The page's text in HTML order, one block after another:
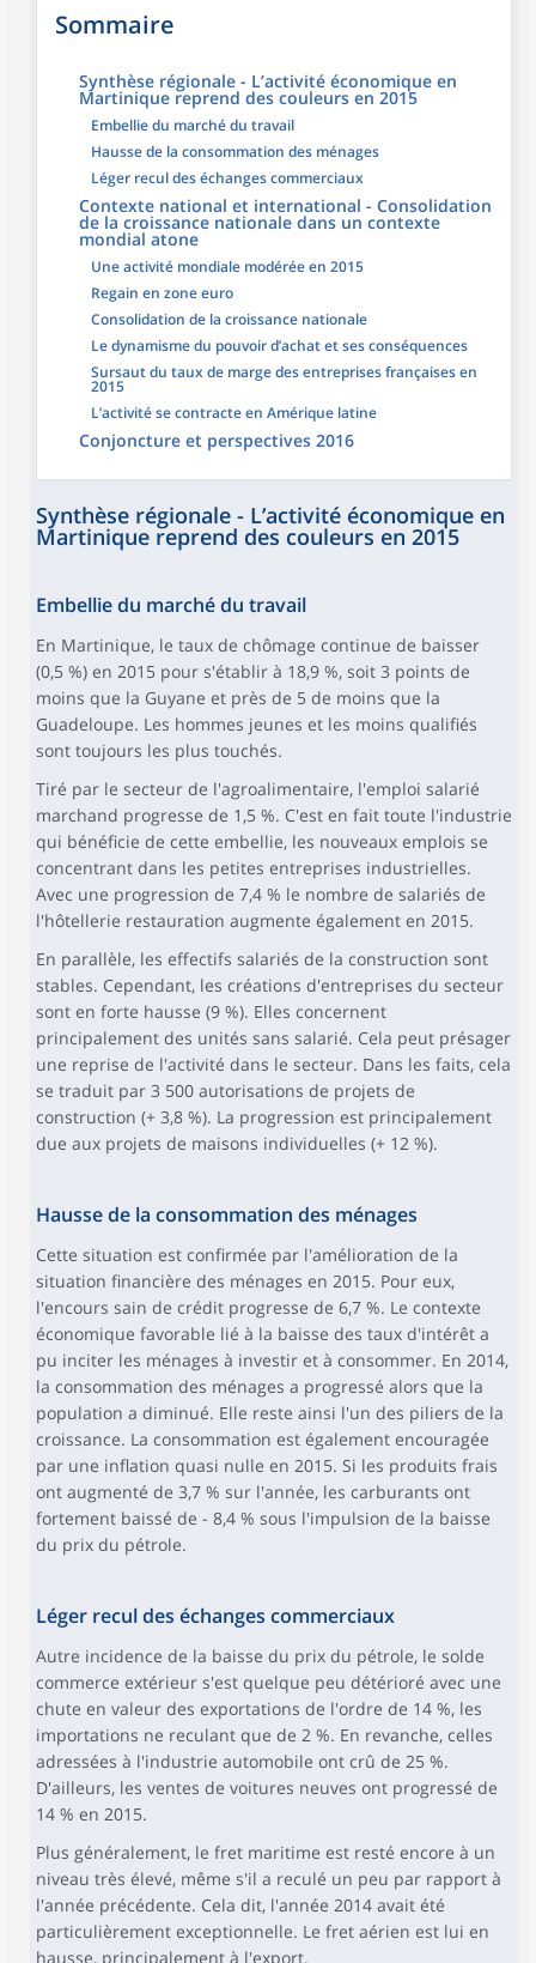
Sommaire
Synthèse régionale - L’activité économique en
Martinique reprend des couleurs en 2015
Embellie du marché du travail
Hausse de la consommation des ménages
Léger recul des échanges commerciaux
Contexte national et international - Consolidation
de la croissance nationale dans un contexte
mondial atone
Une activité mondiale modérée en 2015
Regain en zone euro
Consolidation de la croissance nationale
Le dynamisme du pouvoir d’achat et ses conséquences
Sursaut du taux de marge des entreprises françaises en
2015
L’activité se contracte en Amérique latine
Conjoncture et perspectives 2016
Synthèse régionale - L’activité économique en
Martinique reprend des couleurs en 2015
Embellie du marché du travail
En Martinique, le taux de chômage continue de baisser
(0,5 %) en 2015 pour s'établir à 18,9 %, soit 3 points de
moins que la Guyane et près de 5 de moins que la
Guadeloupe. Les hommes jeunes et les moins qualifiés
sont toujours les plus touchés.
Tiré par le secteur de l'agroalimentaire, l'emploi salarié
marchand progresse de 1,5 %. C'est en fait toute l'industrie
qui bénéficie de cette embellie, les nouveaux emplois se
concentrant dans les petites entreprises industrielles.
Avec une progression de 7,4 % le nombre de salariés de
l'hôtellerie restauration augmente également en 2015.
En parallèle, les effectifs salariés de la construction sont
stables. Cependant, les créations d'entreprises du secteur
sont en forte hausse (9 %). Elles concernent
principalement des unités sans salarié. Cela peut présager
une reprise de l'activité dans le secteur. Dans les faits, cela
se traduit par 3 500 autorisations de projets de
construction (+ 3,8 %). La progression est principalement
due aux projets de maisons individuelles (+ 12 %).
Hausse de la consommation des ménages
Cette situation est confirmée par l'amélioration de la
situation financière des ménages en 2015. Pour eux,
l'encours sain de crédit progresse de 6,7 %. Le contexte
économique favorable lié à la baisse des taux d'intérêt a
pu inciter les ménages à investir et à consommer. En 2014,
la consommation des ménages a progressé alors que la
population a diminué. Elle reste ainsi l'un des piliers de la
croissance. La consommation est également encouragée
par une inflation quasi nulle en 2015. Si les produits frais
ont augmenté de 3,7 % sur l'année, les carburants ont
fortement baissé de - 8,4 % sous l'impulsion de la baisse
du prix du pétrole.
Léger recul des échanges commerciaux
Autre incidence de la baisse du prix du pétrole, le solde
commerce extérieur s'est quelque peu détérioré avec une
chute en valeur des exportations de l'ordre de 14 %, les
importations ne reculant que de 2 %. En revanche, celles
adressées à l'industrie automobile ont crû de 25 %.
D'ailleurs, les ventes de voitures neuves ont progressé de
14 % en 2015.
Plus généralement, le fret maritime est resté encore à un
niveau très élevé, même s'il a reculé un peu par rapport à
l'année précédente. Cela dit, l'année 2014 avait été
particulièrement exceptionnelle. Le fret aérien est lui en
hausse, principalement à l'export.